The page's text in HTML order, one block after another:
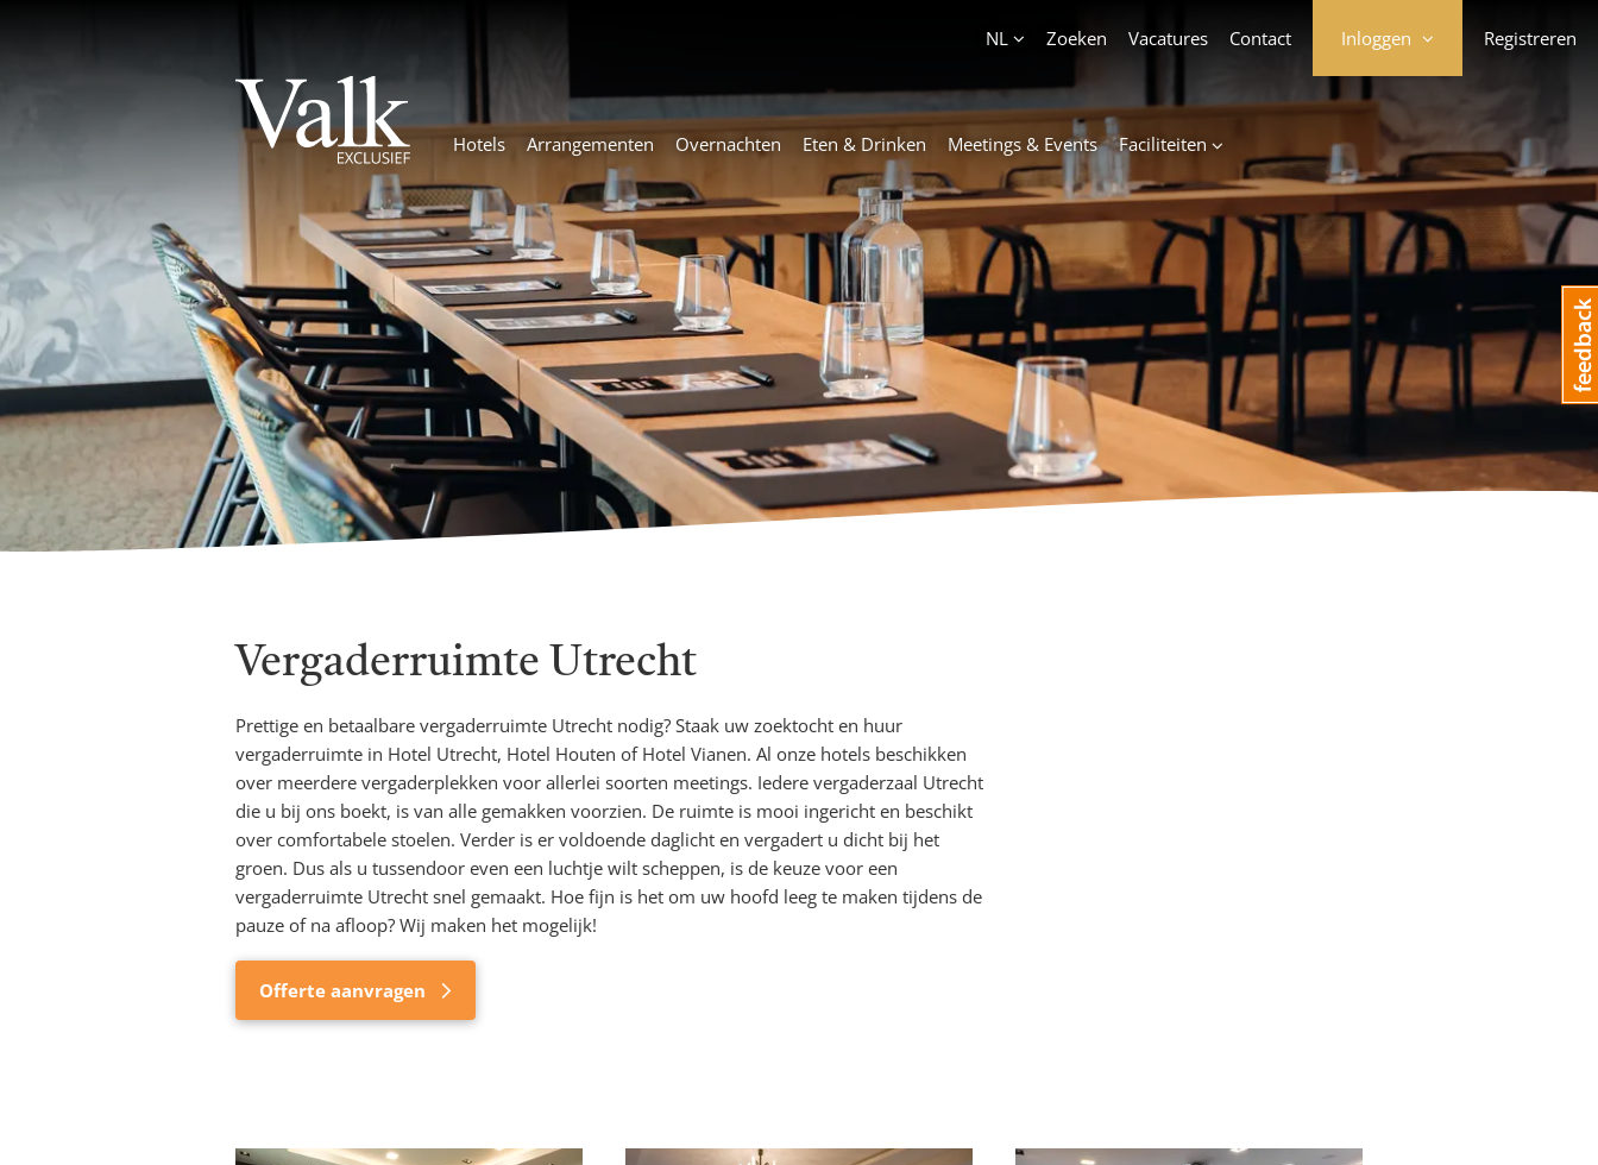
NL
Zoeken Vacatures Contact Inloggen Registreren
Hotels Arrangementen Overnachten Eten & Drinken Meetings & Events Faciliteiten
Vergaderruimte Utrecht
Prettige en betaalbare vergaderruimte Utrecht nodig? Staak uw zoektocht en huur
vergaderruimte in Hotel Utrecht, Hotel Houten of Hotel Vianen. Al onze hotels beschikken
over meerdere vergaderplekken voor allerlei soorten meetings. Iedere vergaderzaal Utrecht
die u bij ons boekt, is van alle gemakken voorzien. De ruimte is mooi ingericht en beschikt
over comfortabele stoelen. Verder is er voldoende daglicht en vergadert u dicht bij het
groen. Dus als u tussendoor even een luchtje wilt scheppen, is de keuze voor een
vergaderruimte Utrecht snel gemaakt. Hoe fijn is het om uw hoofd leeg te maken tijdens de
pauze of na afloop? Wij maken het mogelijk!
Offerte aanvragen